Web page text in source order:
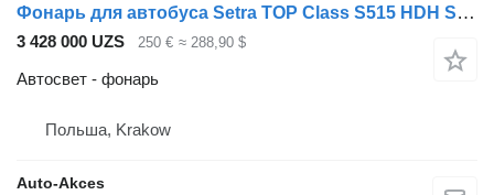
Фонарь для автобуса Setra TOP Class S515 HDH S 516 HDH S 517 HDH S 531
3 428 000 UZS 250 € ≈ 288,90 $
Автосвет - фонарь
Польша, Krakow
Auto-Akces